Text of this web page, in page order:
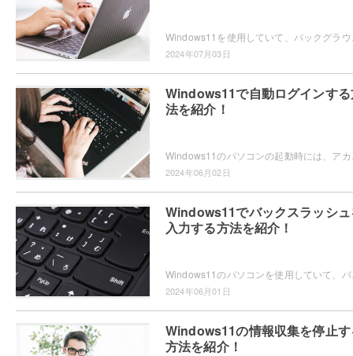
2024年07月03日
Windows11で自動ログインす
法を紹介！
2024年06月02日
Windows11でバックスラッシ
入力する方法を紹介！
Windows11のパソコンを使用してい
2024年06月01日
Windows11の情報収集を停止
方法を紹介！